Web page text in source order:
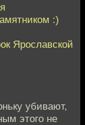
:)
Ярославской
убивают,
этого не